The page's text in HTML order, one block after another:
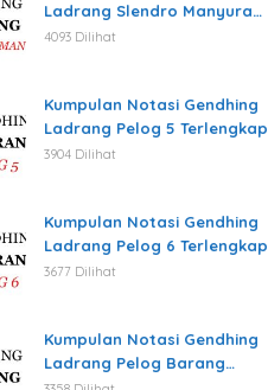
Ladrang Slendro Manyura
Terlengkap
4093 Dilihat
Kumpulan Notasi Gendhing
Ladrang Pelog 5 Terlengkap
3904 Dilihat
Kumpulan Notasi Gendhing
Ladrang Pelog 6 Terlengkap
3677 Dilihat
Kumpulan Notasi Gendhing
Ladrang Pelog Barang